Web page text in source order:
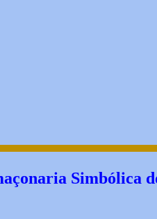
Simbólica